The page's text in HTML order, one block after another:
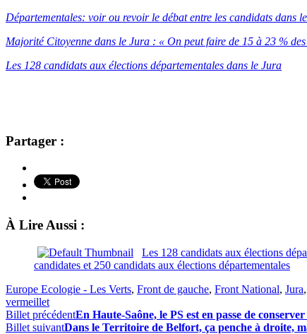
Départementales: voir ou revoir le débat entre les candidats dans
Majorité Citoyenne dans le Jura : « On peut faire de 15 à 23 %
Les 128 candidats aux élections départementales dans le Jura
Partager :
À Lire Aussi :
Les 128 candidats aux élections
candidates et 250 candidats aux élections départementales
Europe Ecologie - Les Verts, Front de gauche, Front National, Jura,
vermeillet
Billet précédentEn Haute-Saône, le PS est en passe de
Billet suivantDans le Territoire de Belfort, ça penche à droite,